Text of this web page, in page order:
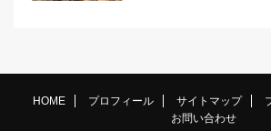
HOME プロフィール サイトマップ
お問い合わせ